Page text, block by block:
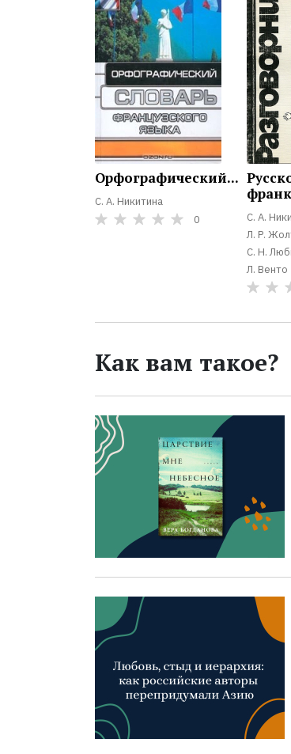
Орфографический...
С. А. Никитина
0
С. А.
Л. Р.
С. Н.
Л. Венто
Как вам такое?